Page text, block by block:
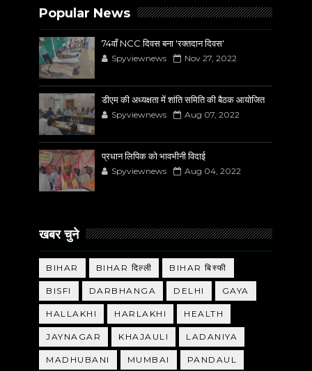
Popular News
74वाँ NCC दिवस बना 'रक्तदान दिवस'
Spyviewnews Nov 27, 2022
डीएम की अध्यक्षता में शांति समिति की बैठक आयोजित
Spyviewnews Aug 07, 2022
प्रधान लिपिक को भावभीनी विदाई
Spyviewnews Aug 04, 2022
खबर चुने
BIHAR BIHAR दिल्ली BIHAR बिस्फी
BISFI DARBHANGA DELHI GAYA
HALLAKHI HARLAKHI HEALTH
JAYNAGAR KHAJAULI LADANIYA
MADHUBANI MUMBAI PANDAUL